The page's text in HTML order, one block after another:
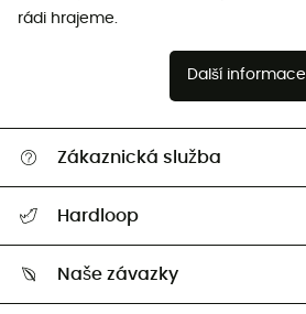
rádi hrajeme.
Další informace
Zákaznická služba
Vrácení zboží a peněz
Hardloop
Naše závazky